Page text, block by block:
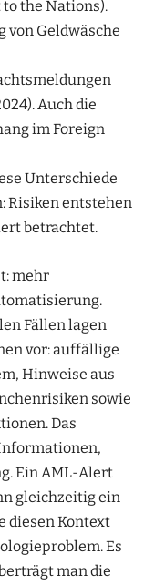
to the Nations).
von Geldwäsche
Auch die
im Foreign
Unterschiede
Risiken entstehen
betrachtet.
mehr
Fällen lagen
vor: auffällige
Hinweise aus
sowie
Das
Ein AML-Alert
gleichzeitig ein
diesen Kontext
Es
man die